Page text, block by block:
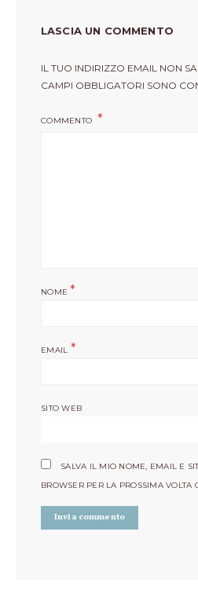
LASCIA UN COMMENTO
IL TUO INDIRIZZO EMAIL NON
CAMPI OBBLIGATORI SONO
COMMENTO
NOME*
EMAIL *
SITO WEB
SALVA IL MIO NOME, EMAIL E
BROWSER PER LA PROSSIMA VOLTA